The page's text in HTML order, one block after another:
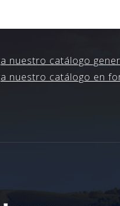
nuestro catálogo
nuestro catálogo en